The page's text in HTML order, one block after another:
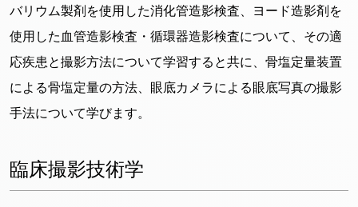
バリウム製剤を使用した消化管造影検査、ヨード造影剤を
使用した血管造影検査・循環器造影検査について、その適
応疾患と撮影方法について学習すると共に、骨塩定量装置
による骨塩定量の方法、眼底カメラによる眼底写真の撮影
手法について学びます。
臨床撮影技術学